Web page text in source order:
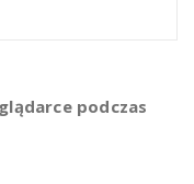
podczas